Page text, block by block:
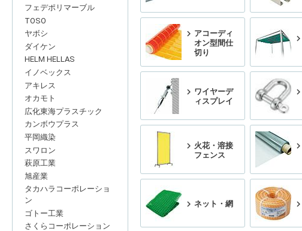
フェデポリマーブル
TOSO
ヤボシ
ダイケン
HELM HELLAS
イノベックス
アキレス
オカモト
広化東海プラスチック
カンボウプラス
平岡織染
スワロン
萩原工業
旭産業
タカハラコーポレーショ
ン
ゴトー工業
さくらコーポレーション
アコーディ
オン型間仕
切り
ワイヤーデ
ィスプレイ
火花・溶接
フェンス
ネット・網